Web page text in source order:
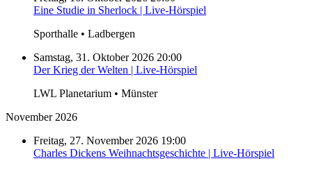
Eine Studie in Sherlock | Live-Hörspiel
Sporthalle • Ladbergen
Samstag, 31. Oktober 2026 20:00
Der Krieg der Welten | Live-Hörspiel
LWL Planetarium • Münster
November 2026
Freitag, 27. November 2026 19:00
Charles Dickens Weihnachtsgeschichte | Live-Hörspiel